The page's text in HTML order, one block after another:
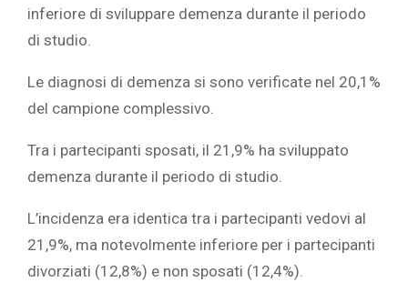
inferiore di sviluppare demenza durante il periodo
di studio.
Le diagnosi di demenza si sono verificate nel 20,1%
del campione complessivo.
Tra i partecipanti sposati, il 21,9% ha sviluppato
demenza durante il periodo di studio.
L’incidenza era identica tra i partecipanti vedovi al
21,9%, ma notevolmente inferiore per i partecipanti
divorziati (12,8%) e non sposati (12,4%).